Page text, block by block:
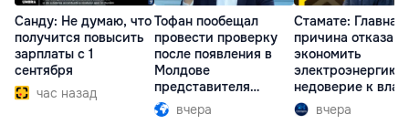
Санду: Не думаю, что
получится повысить
зарплаты с 1
сентября
час назад
Тофан пообещал
провести проверку
после появления в
Молдове
представителя
Южной Осетии
вчера
Стамате: Главная
причина отказа
экономить
электроэнергию
недоверие к
вчера